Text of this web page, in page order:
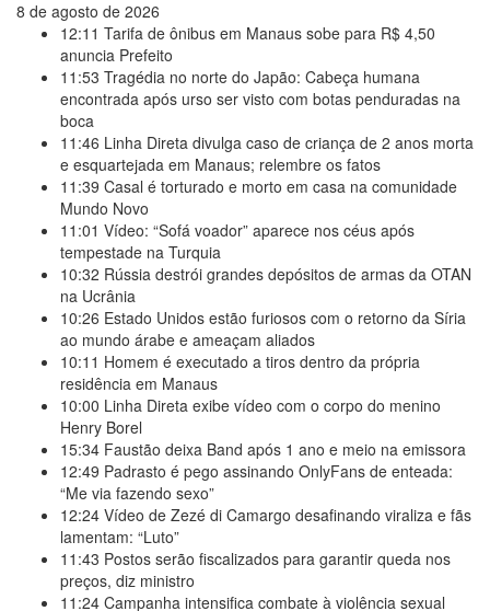
8 de agosto de 2026
12:11 Tarifa de ônibus em Manaus sobe para R$ 4,50
anuncia Prefeito
11:53 Tragédia no norte do Japão: Cabeça humana
encontrada após urso ser visto com botas penduradas na
boca
11:46 Linha Direta divulga caso de criança de 2 anos morta
e esquartejada em Manaus; relembre os fatos
11:39 Casal é torturado e morto em casa na comunidade
Mundo Novo
11:01 Vídeo: “Sofá voador” aparece nos céus após
tempestade na Turquia
10:32 Rússia destrói grandes depósitos de armas da OTAN
na Ucrânia
10:26 Estado Unidos estão furiosos com o retorno da Síria
ao mundo árabe e ameaçam aliados
10:11 Homem é executado a tiros dentro da própria
residência em Manaus
10:00 Linha Direta exibe vídeo com o corpo do menino
Henry Borel
15:34 Faustão deixa Band após 1 ano e meio na emissora
12:49 Padrasto é pego assinando OnlyFans de enteada:
“Me via fazendo sexo”
12:24 Vídeo de Zezé di Camargo desafinando viraliza e fãs
lamentam: “Luto”
11:43 Postos serão fiscalizados para garantir queda nos
preços, diz ministro
11:24 Campanha intensifica combate à violência sexual